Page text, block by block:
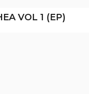
VOL 1 (EP)